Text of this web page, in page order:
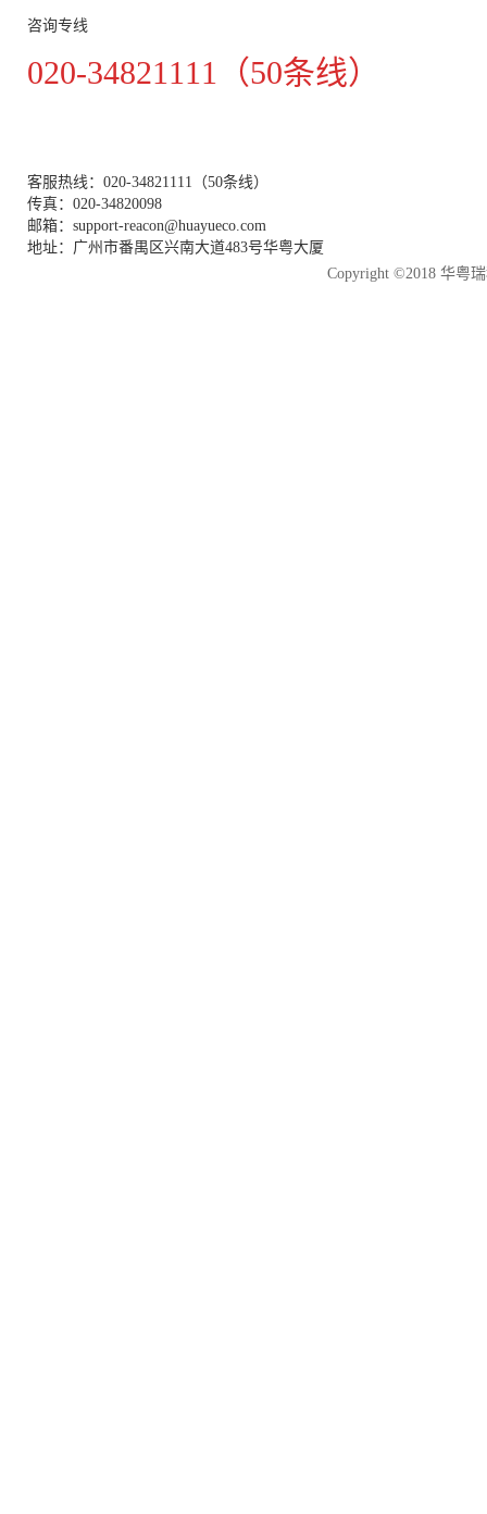
咨询专线
020-34821111（50条线）
客服热线：020-34821111（50条线）
传真：020-34820098
邮箱：support-reacon@huayueco.com
地址：广州市番禺区兴南大道483号华粤大厦
Copyright ©2018 华粤